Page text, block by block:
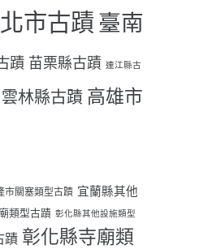
市古蹟臺南
蹟 苗栗縣古蹟 連江縣古
雲林縣古蹟 高雄市
市關塞類型古蹟 宜蘭縣其他
類型古蹟 彰化縣其他設施類型
蹟 彰化縣寺廟類